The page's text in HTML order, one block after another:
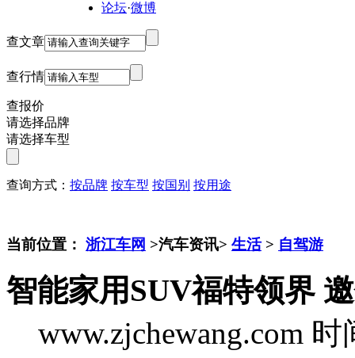
论坛·微博
查文章
查行情
查报价
请选择品牌
请选择车型
查询方式： 按品牌 按车型 按国别 按用途
当前位置： 浙江车网 >汽车资讯> 生活> 自驾游
智能家用SUV福特领界
www.zjchewang.com 时